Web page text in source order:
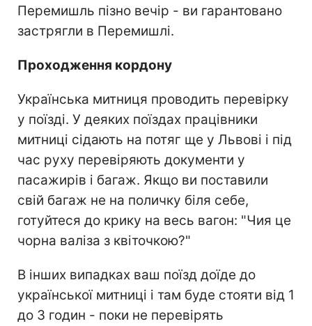
Перемишль пізно вечір - ви гарантовано
застрягли в Перемишлі.
Проходження кордону
Українська митниця проводить перевірку
у поїзді. У деяких поїздах працівники
митниці сідають на потяг ще у Львові і під
час руху перевіряють документи у
пасажирів і багаж. Якщо ви поставили
свій багаж не на поличку біля себе,
готуйтеся до крику на весь вагон: "Чия це
чорна валіза з квіточкою?"
В інших випадках ваш поїзд доїде до
української митниці і там буде стояти від 1
до 3 годин - поки не перевірять